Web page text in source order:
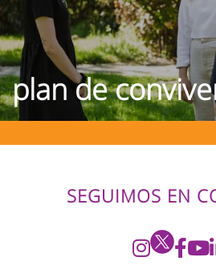
plan de
SEGUIMOS EN